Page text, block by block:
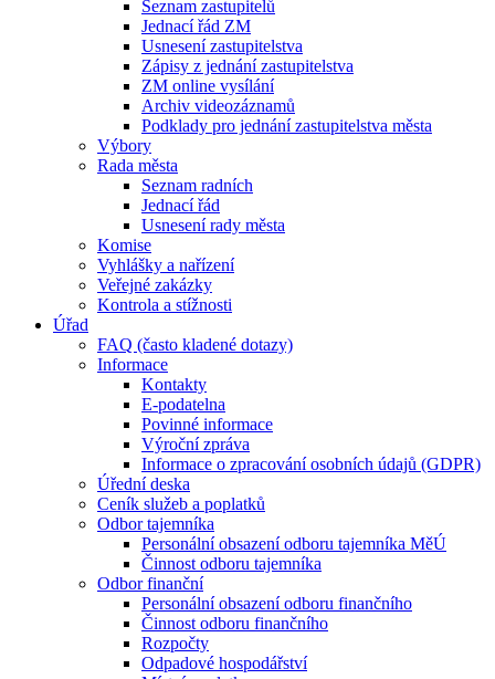
Seznam zastupitelů
Jednací řád ZM
Usnesení zastupitelstva
Zápisy z jednání zastupitelstva
ZM online vysílání
Archiv videozáznamů
Podklady pro jednání zastupitelstva města
Výbory
Rada města
Seznam radních
Jednací řád
Usnesení rady města
Komise
Vyhlášky a nařízení
Veřejné zakázky
Kontrola a stížnosti
Úřad
FAQ (často kladené dotazy)
Informace
Kontakty
E-podatelna
Povinné informace
Výroční zpráva
Informace o zpracování osobních údajů (GDPR)
Úřední deska
Ceník služeb a poplatků
Odbor tajemníka
Personální obsazení odboru tajemníka MěÚ
Činnost odboru tajemníka
Odbor finanční
Personální obsazení odboru finančního
Činnost odboru finančního
Rozpočty
Odpadové hospodářství